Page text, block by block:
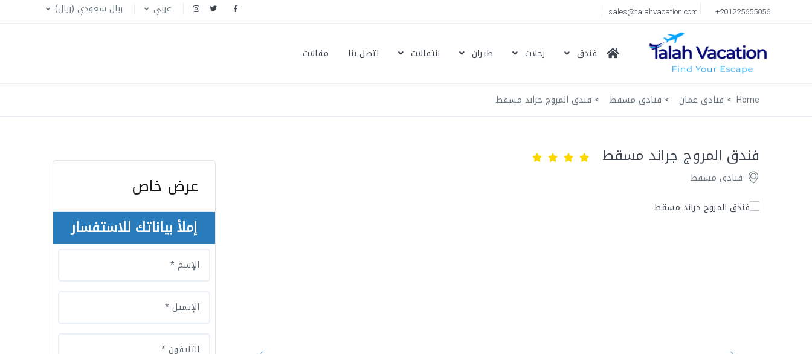
+201225655056
sales@talahvacation.com عربي ربال سعودي (ريال)
فندق رحلات طيران انتقالات اتصل بنا مقالات
Home فنادق عمان فنادق مسقط فندق المروج جراند مسقط
فندق المروج جراند مسقط
فنادق مسقط عرض خاص
إملأ بياناتك للاستفسار